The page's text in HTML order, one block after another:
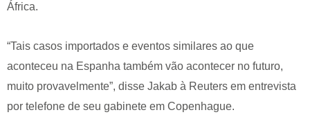
África.
“Tais casos importados e eventos similares ao que
aconteceu na Espanha também vão acontecer no futuro,
muito provavelmente”, disse Jakab à Reuters em entrevista
por telefone de seu gabinete em Copenhague.